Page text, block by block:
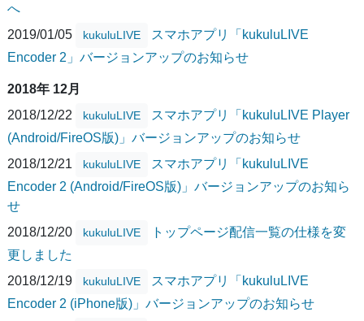
へ
2019/01/05
kukuluLIVE
スマホアプリ「kukuluLIVE
Encoder 2」バージョンアップのお知らせ
2018年 12月
2018/12/22
kukuluLIVE
スマホアプリ「kukuluLIVE Player
(Android/FireOS版)」バージョンアップのお知らせ
2018/12/21
kukuluLIVE
スマホアプリ「kukuluLIVE
Encoder 2 (Android/FireOS版)」バージョンアップのお知ら
せ
2018/12/20
kukuluLIVE
トップページ配信一覧の仕様を変
更しました
2018/12/19
kukuluLIVE
スマホアプリ「kukuluLIVE
Encoder 2 (iPhone版)」バージョンアップのお知らせ